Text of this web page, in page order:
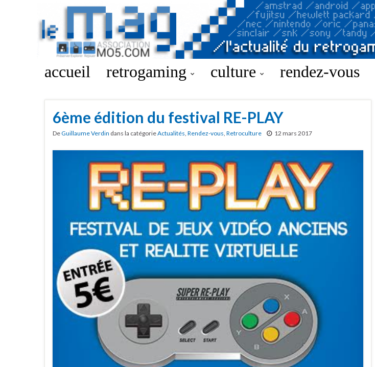
accueil retrogaming culture rendez-vous
6ème édition du festival RE-PLAY
DeGuillaume Verdin dans la catégorieActualités, Rendez-vous, Retroculture 12 mars 2017